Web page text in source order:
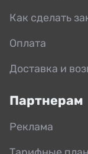
Как сделать
Оплата
Доставка и
Партнерам
Реклама